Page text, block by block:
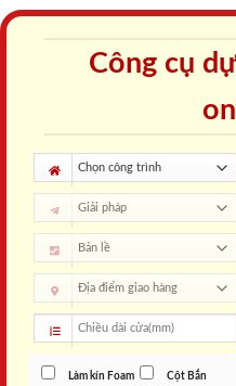
Công cụ
Làm kín Foam
Cột Bắn